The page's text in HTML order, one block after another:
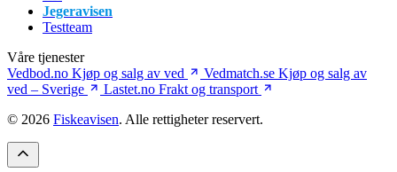
Jegeravisen
Testteam
Våre tjenester
Vedbod.no Kjøp og salg av ved Vedmatch.se Kjøp og salg av
ved – Sverige
Lastet.no Frakt og transport
© 2026 Fiskeavisen. Alle rettigheter reservert.